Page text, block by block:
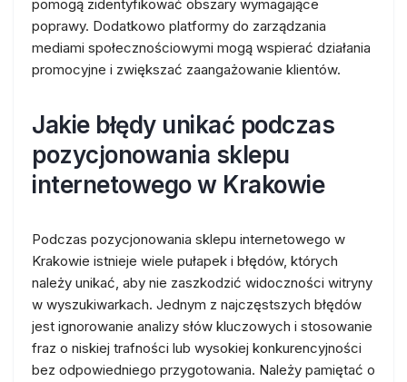
pomogą zidentyfikować obszary wymagające
poprawy. Dodatkowo platformy do zarządzania
mediami społecznościowymi mogą wspierać działania
promocyjne i zwiększać zaangażowanie klientów.
Jakie błędy unikać podczas
pozycjonowania sklepu
internetowego w Krakowie
Podczas pozycjonowania sklepu internetowego w
Krakowie istnieje wiele pułapek i błędów, których
należy unikać, aby nie zaszkodzić widoczności witryny
w wyszukiwarkach. Jednym z najczęstszych błędów
jest ignorowanie analizy słów kluczowych i stosowanie
fraz o niskiej trafności lub wysokiej konkurencyjności
bez odpowiedniego przygotowania. Należy pamiętać o